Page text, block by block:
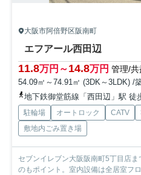
大阪市阿倍野区阪南町
エフアール西田辺
11.8万円～14.8万円 管理/共
54.09㎡～74.91㎡ (3DK～3LDK) /
地下鉄御堂筋線「西田辺」駅 徒
駐輪場 オートロック CATV
敷地内ごみ置き場
セブンイレブン大阪阪南町5丁目店
のもポイント。室内設備は全居室フ